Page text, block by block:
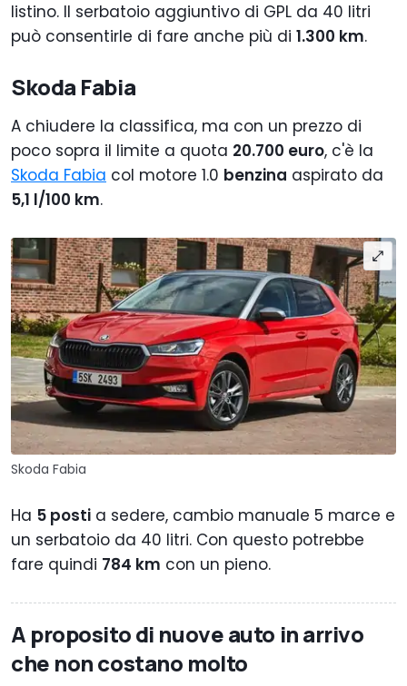
listino. Il serbatoio aggiuntivo di GPL da 40 litri
può consentirle di fare anche più di 1.300 km.
Skoda Fabia
A chiudere la classifica, ma con un prezzo di
poco sopra il limite a quota 20.700 euro, c'è la
Skoda Fabia col motore 1.0 benzina aspirato da
5,1 l/100 km.
Skoda Fabia
Ha 5 posti a sedere, cambio manuale 5 marce e
un serbatoio da 40 litri. Con questo potrebbe
fare quindi 784 km con un pieno.
A proposito di nuove auto in arrivo
che non costano molto